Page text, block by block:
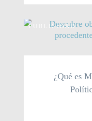
PUBLICIDAD
¿Qué es